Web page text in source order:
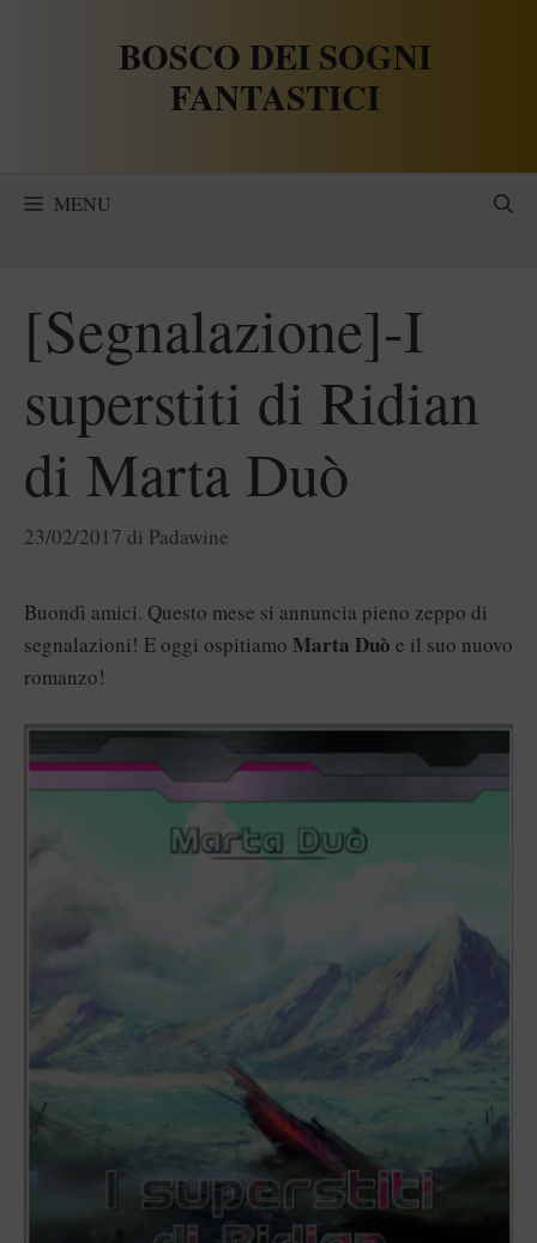
BOSCO DEI SOGNI
FANTASTICI
MENU
[Segnalazione]-I
superstiti di Ridian
di Marta Duò
23/02/2017 di Padawine
Buondì amici. Questo mese si annuncia pieno zeppo di
segnalazioni! E oggi ospitiamo Marta Duò e il suo nuovo
romanzo!